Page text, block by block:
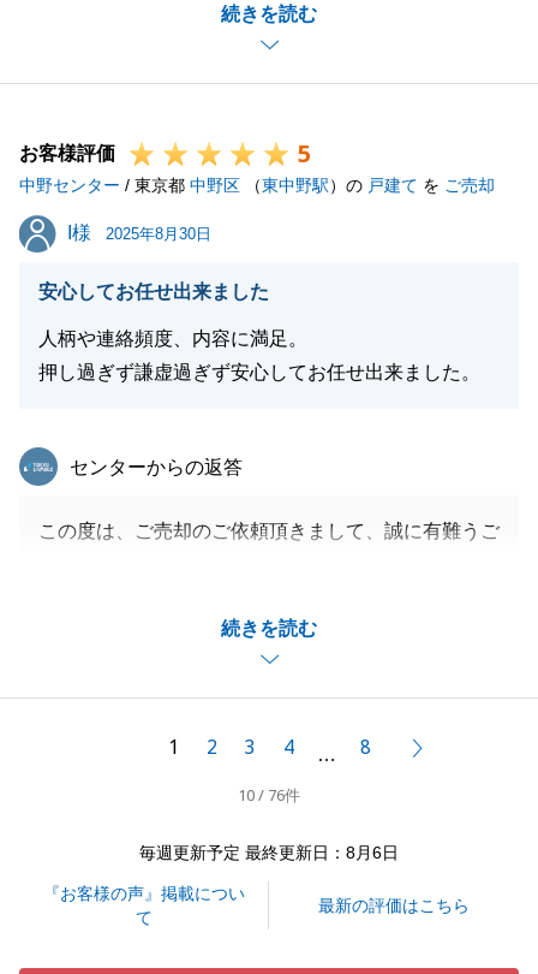
続きを読む
無事にご決済まで完了できたのも、我々のご提案に対
し、H様が柔軟にご判断いただけた為だと考えており
本当にありがとうございました。
こちらでお手続きは完了となり、やり取り自体も少な
くなりますが、不動産に関して何かお困り事等がござ
いましたら、
お気軽にお申し付けくださいませ。またお声がけいた
今後とも、何卒よろしくお願い申し上げます。
閉じる
お客様評価 5
中野センター / 東京都 中野区 （東中野駅）の 戸建て を ご売却
I様
I様 2025年8月30日
安心してお任せ出来ました
人柄や連絡頻度、内容に満足。
押し過ぎず謙虚過ぎず安心してお任せ出来ました。
続きを読む
東急リバブル
センターからの返答
この度は、ご売却のご依頼頂きまして、誠に有難うご
お母様、ご子息様にとても良くして頂き、とても印象
に残るお取引となりました。
末筆ではございますが、I様ご家族のご多幸を心より
1 2 3 4 … 8
10 / 76件
毎週更新予定 最終更新日：8月6日
『お客様の声』掲載につい
て
最新の評価はこちら